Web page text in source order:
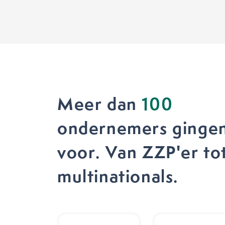
Meer dan100
ondernemers
voor. Van ZZP'er
multinationals.